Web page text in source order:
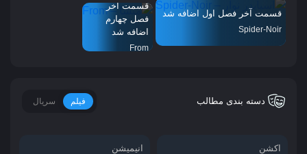
قسمت آخر فصل اول اضافه شد
Spider-Noir
قسمت آخر
فصل چهارم
اضافه شد
From
دسته بندی مطالب فیلم سریال
اکشن انیمیشن